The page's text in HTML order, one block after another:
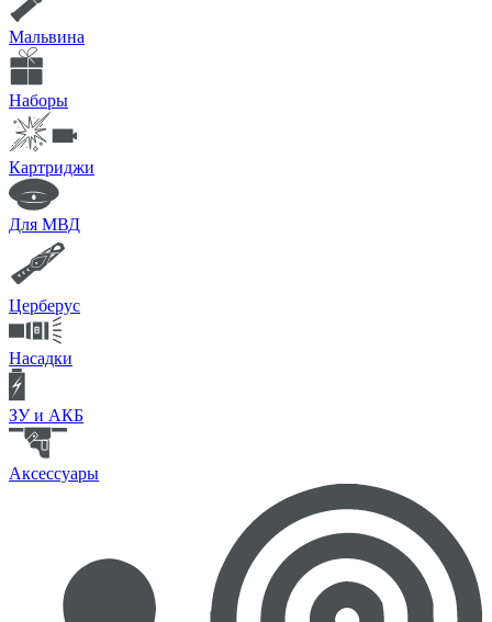
Мальвина
Наборы
Картриджи
Для МВД
Церберус
Насадки
ЗУ и АКБ
Аксессуары